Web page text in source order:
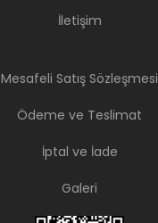
İletişim
Mesafeli Satış Sözleşmesi
Ödeme ve Teslimat
İptal ve İade
Galeri